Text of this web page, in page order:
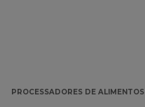
PROCESSADORES DE ALIMENTOS